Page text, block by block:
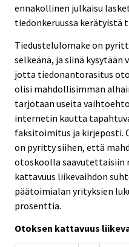
ennakollinen julkaisu
tiedonkeruussa kerätyistä
Tiedustelulomake on
selkeänä, ja siinä
jotta tiedonantorasitus
olisi mahdollisimman
tarjotaan useita
internetin kautta
faksitoimitus ja kirjeposti.
on pyritty siihen, että
otoskoolla
kattavuus liikevaihdon
päätoimialan yrityksien
prosenttia.
Otoksen kattavuus